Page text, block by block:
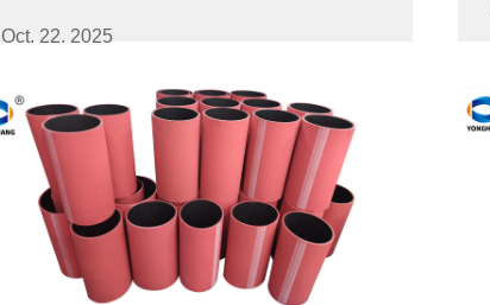
mỏi và lão hóa theo thời gian. Khi nó bất
Oct. 22. 2025